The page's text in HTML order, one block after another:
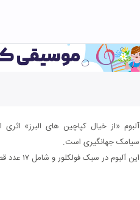
آلبوم «از خیال کپاچین های البرز»
سیامک جهانگیری است.
این آلبوم در سبک فولکلور و شامل ۱۷ عدد قطعه موسیقی می باشد.